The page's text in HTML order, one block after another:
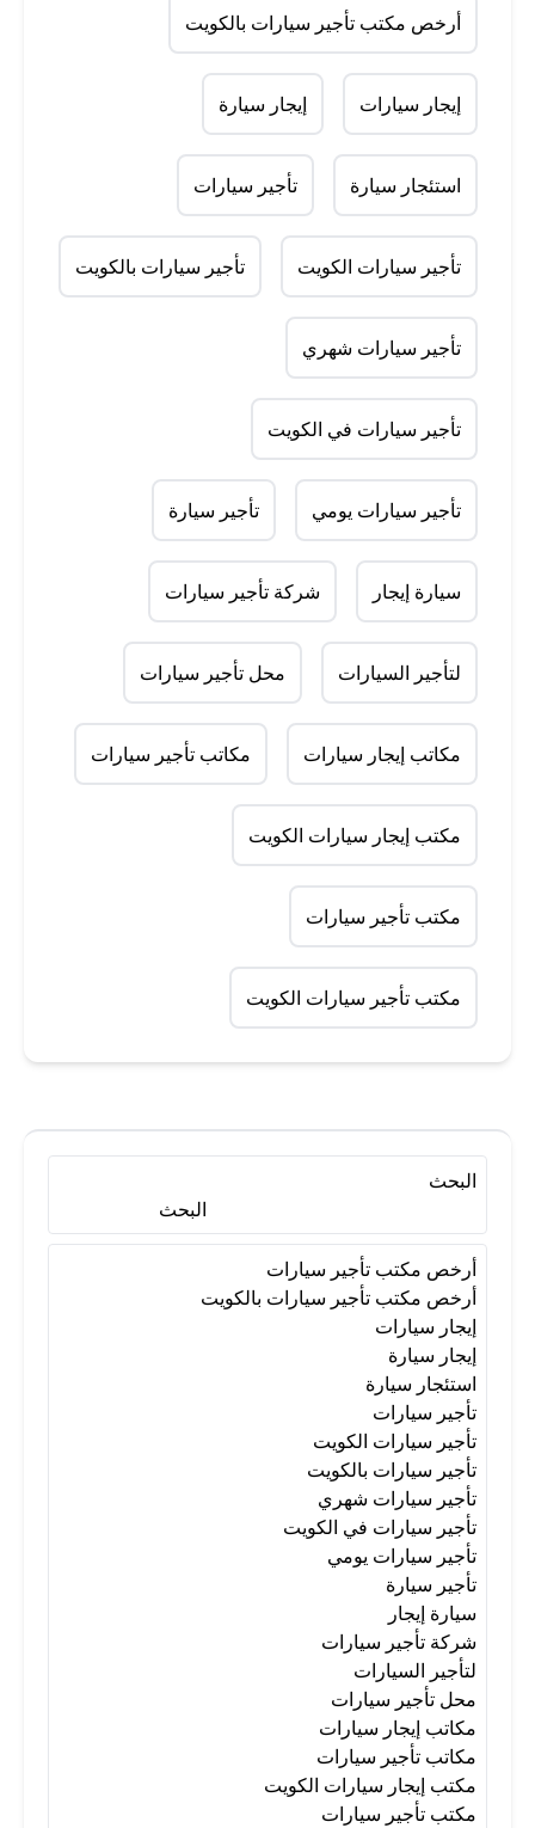
أرخص مكتب تأجير سيارات بالكويت
إيجار سيارات إيجار سيارة
استئجار سيارة تأجير سيارات
تأجير سيارات الكويت تأجير سيارات بالكويت
تأجير سيارات شهري
تأجير سيارات في الكويت
تأجير سيارات يومي تأجير سيارة
سيارة إيجار شركة تأجير سيارات
لتأجير السيارات محل تأجير سيارات
مكاتب إيجار سيارات مكاتب تأجير سيارات
مكتب إيجار سيارات الكويت
مكتب تأجير سيارات
مكتب تأجير سيارات الكويت
البحث
البحث
أرخص مكتب تأجير سيارات
أرخص مكتب تأجير سيارات بالكويت
إيجار سيارات
إيجار سيارة
استئجار سيارة
تأجير سيارات
تأجير سيارات الكويت
تأجير سيارات بالكويت
تأجير سيارات شهري
تأجير سيارات في الكويت
تأجير سيارات يومي
تأجير سيارة
سيارة إيجار
شركة تأجير سيارات
لتأجير السيارات
محل تأجير سيارات
مكاتب إيجار سيارات
مكاتب تأجير سيارات
مكتب إيجار سيارات الكويت
مكتب تأجير سيارات